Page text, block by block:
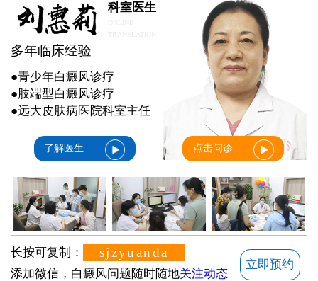
科室医生
多年临床经验
●青少年白癜风诊疗
●肢端型白癜风诊疗
●远大皮肤病医院科室主任
了解医生 点击问诊
长按可复制： sjzyuanda
添加微信，白癜风问题随时随地关注动态
立即预约